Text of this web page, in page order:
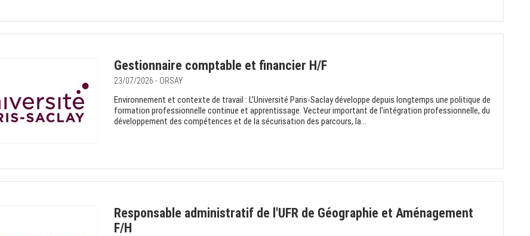
Gestionnaire comptable et financier H/F
23/07/2026 - ORSAY
Environnement et contexte de travail : L’Université Paris-Saclay développe depuis longtemps une politique de
formation professionnelle continue et apprentissage. Vecteur important de l’intégration professionnelle, du
développement des compétences et de la sécurisation des parcours, la...
Responsable administratif de l'UFR de Géographie et Aménagement
F/H